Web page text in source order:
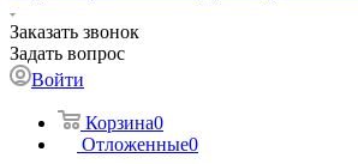
Заказать звонок
Задать вопрос
Войти
Корзина0
Отложенные0